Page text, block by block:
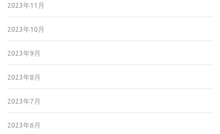
2023年11月
2023年10月
2023年9月
2023年8月
2023年7月
2023年6月